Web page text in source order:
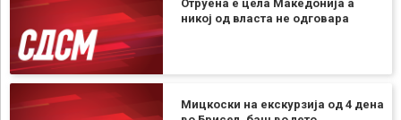
Отруена е цела Македонија а
никој од власта не одговара
Мицкоски на екскурзија од 4 дена